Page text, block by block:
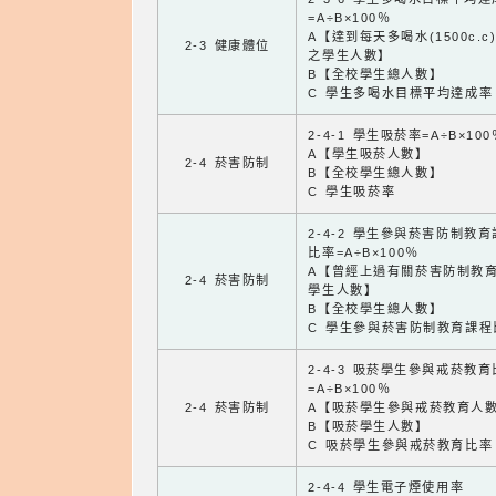
2-3 健康體位
=A÷B×100％
A【達到每天多喝水
之學生人數】
B【全校學生總人數】
C 學生多喝水目標平均達成率
2-4 菸害防制
2-4-1 學生吸菸率=A÷B×100
A【學生吸菸人數】
B【全校學生總人數】
C 學生吸菸率
2-4 菸害防制
2-4-2 學生參與菸害防制教育
比率=A÷B×100％
A【曾經上過有關菸害防制教
學生人數】
B【全校學生總人數】
C 學生參與菸害防制教育課程
2-4 菸害防制
2-4-3 吸菸學生參與戒菸教育
=A÷B×100％
A【吸菸學生參與戒菸教育人
B【吸菸學生人數】
C 吸菸學生參與戒菸教育比率
2-4-4 學生電子煙使用率